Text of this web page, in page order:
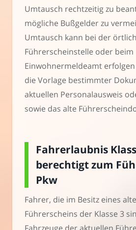
Umtausch rechtzeitig zu
mögliche Bußgelder zu
Umtausch kann bei der
Führerscheinstelle oder beim
Einwohnermeldeamt
die Vorlage bestimmter
aktuellen Personalausweis
sowie das alte
Fahrerlaubnis
berechtigt zum
Pkw
Fahrer, die im Besitz eines
Führerscheins der Klasse 3